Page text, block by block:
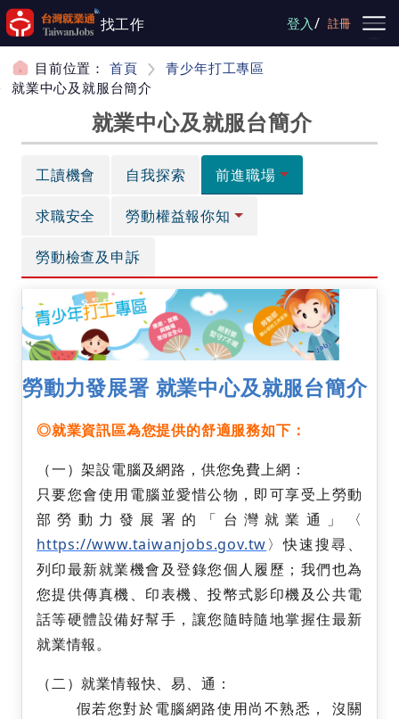
跳到主要內容
找工作 登入/ 註冊
目前位置： 首頁
青少年打工專區
就業中心及就服台簡介
就業中心及就服台簡介
工讀機會 自我探索 前進職場
求職安全 勞動權益報你知
勞動檢查及申訴
勞動力發展署 就業中心及就服台簡介
◎就業資訊區為您提供的舒適服務如下：
（一）架設電腦及網路，供您免費上網：
只要您會使用電腦並愛惜公物，即可享受上勞動
部勞動力發展署的「台灣就業通」〈
https://www.taiwanjobs.gov.tw〉快速搜尋、
列印最新就業機會及登錄您個人履歷；我們也為
您提供傳真機、印表機、投幣式影印機及公共電
話等硬體設備好幫手，讓您隨時隨地掌握住最新
就業情報。
（二）就業情報快、易、通：
假若您對於電腦網路使用尚不熟悉， 沒關